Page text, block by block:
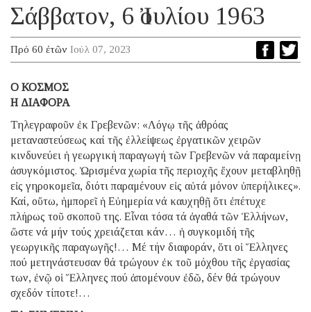
Σάββατον, 6 Ἰουλίου 1963
Πρό 60 ἐτῶν Ιούλ 07, 2023
Ο ΚΟΣΜΟΣ
H ΔΙΑΦΟΡΑ
Τηλεγραφοῦν ἐκ Γρεβενῶν: «Λόγῳ τῆς ἀθρόας
μεταναστεύσεως καί τῆς ἐλλείψεως ἐργατικῶν χειρῶν
κινδυνεύει ἡ γεωργική παραγωγή τῶν Γρεβενῶν νά παραμείνῃ
ἀσυγκόμιστος. Ὡρισμένα χωρία τῆς περιοχῆς ἔχουν μεταβληθῇ
εἰς γηροκομεῖα, διότι παραμένουν εἰς αὐτά μόνον ὑπερήλικες».
Καί, οὕτω, ἠμπορεῖ ἡ Εὐημερία νά καυχηθῇ ὅτι ἐπέτυχε
πλήρως τοῦ σκοποῦ της. Εἶναι τόσα τά ἀγαθά τῶν Ἑλλήνων,
ὥστε νά μήν τούς χρειάζεται κάν… ἡ συγκομιδή τῆς
γεωργικῆς παραγωγῆς!… Μέ τήν διαφοράν, ὅτι οἱ Ἕλληνες
πού μετηνάστευσαν θά τρώγουν ἐκ τοῦ μόχθου τῆς ἐργασίας
των, ἐνῷ οἱ Ἕλληνες πού ἀπομένουν ἐδῶ, δέν θά τρώγουν
σχεδόν τίποτε!…